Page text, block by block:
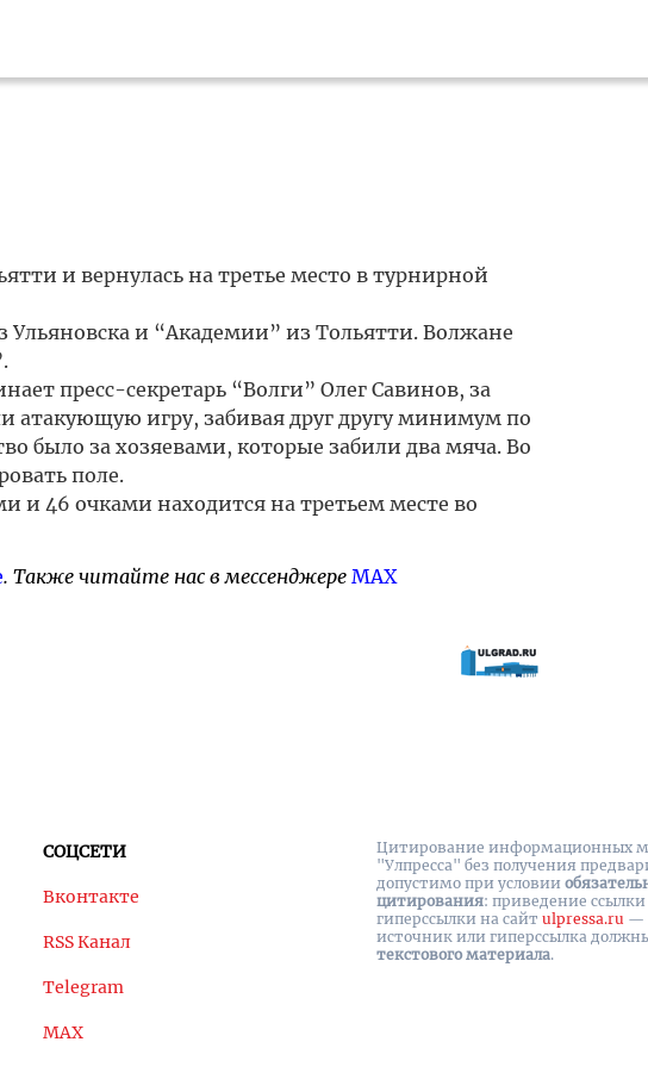
и вернулась на третье место в турнирной
Ульяновска и “Академии” из Тольятти. Волжане
пресс-секретарь “Волги” Олег Савинов, за
атакующую игру, забивая друг другу минимум по
было за хозяевами, которые забили два мяча. Во
поле.
и 46 очками находится на третьем месте во
. Также читайте нас в мессенджере MAX
СОЦСЕТИ
Вконтакте
RSS Канал
Telegram
MAX
Цитирование информационных
"Улпресса" без получения
допустимо при условии
цитирования: приведение
гиперссылки на cайт ulpressa.ru —
источник или гиперссылка
текстового материала.